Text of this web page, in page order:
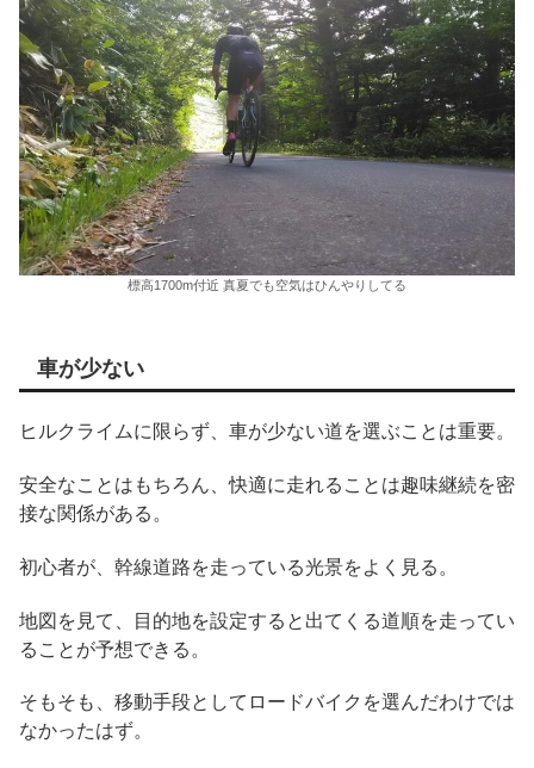
標高1700m付近 真夏でも空気はひんやりしてる
車が少ない
ヒルクライムに限らず、車が少ない道を選ぶことは重要。
安全なことはもちろん、快適に走れることは趣味継続を密
接な関係がある。
初心者が、幹線道路を走っている光景をよく見る。
地図を見て、目的地を設定すると出てくる道順を走ってい
ることが予想できる。
そもそも、移動手段としてロードバイクを選んだわけでは
なかったはず。